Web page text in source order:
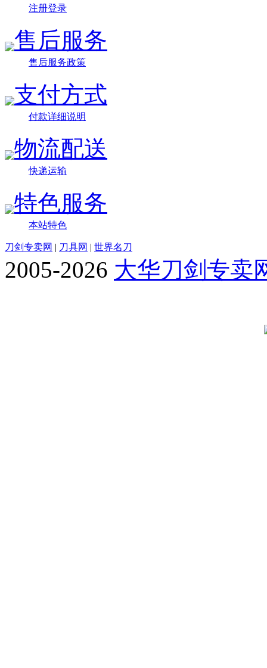
注册登录
售后服务
售后服务政策
支付方式
付款详细说明
物流配送
快递运输
特色服务
本站特色
刀剑专卖网 | 刀具网 | 世界名刀
2005-2026 大华刀剑专卖